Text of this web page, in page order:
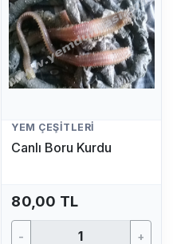
YEM ÇEŞITLERI
Canlı Boru Kurdu
80,00 TL
- +